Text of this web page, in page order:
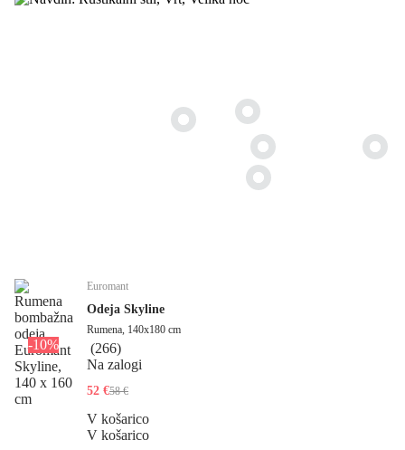
-10%
Euromant
Odeja Skyline
Rumena, 140x180 cm
(266)
Na zalogi
52 €58 €
V košarico
V košarico